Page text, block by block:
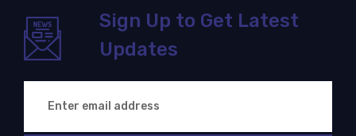
Sign Up to Get Latest
Updates